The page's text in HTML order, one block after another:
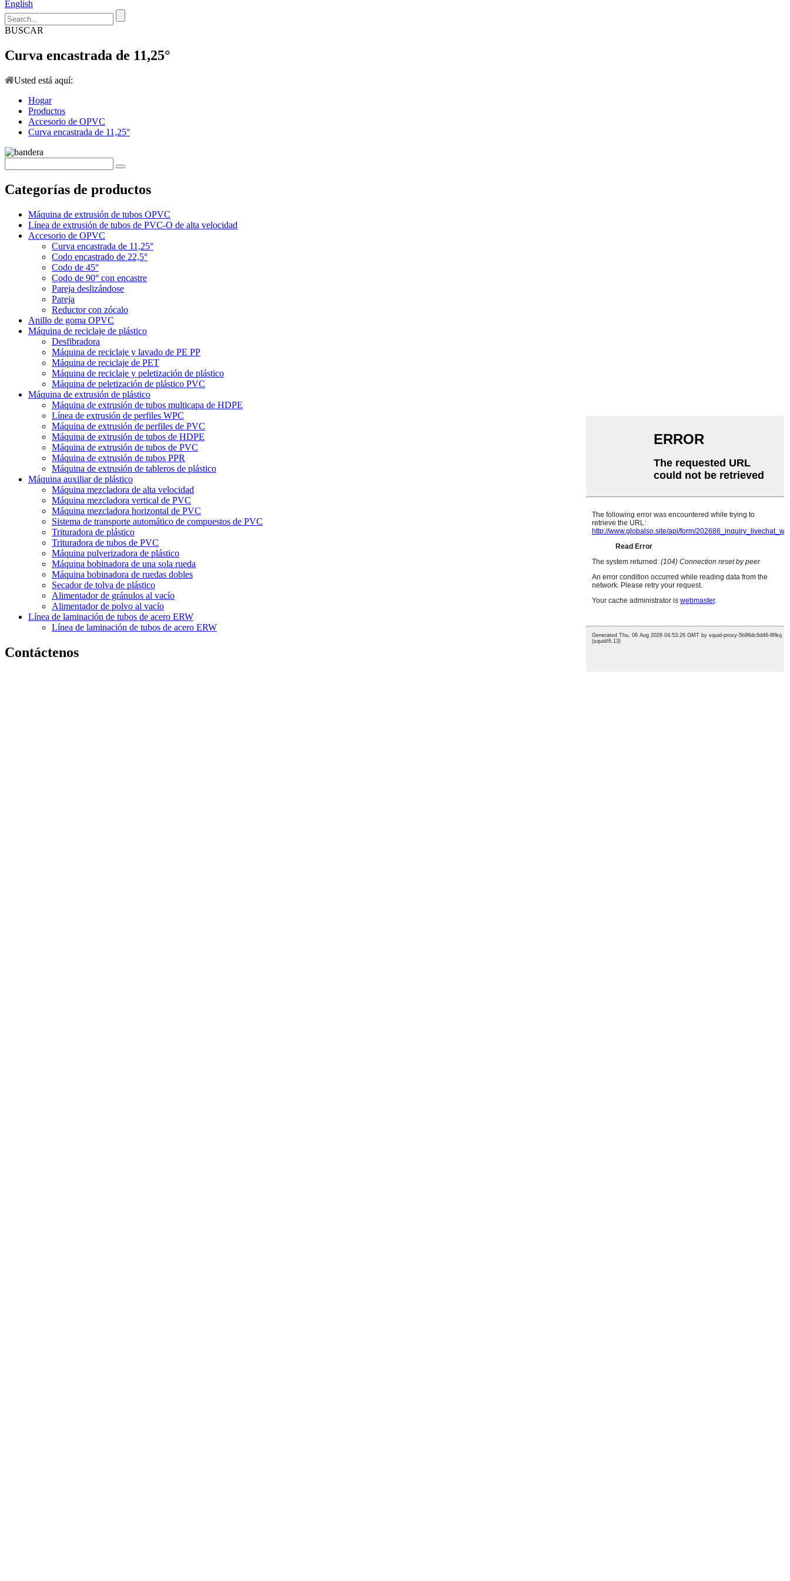
English
BUSCAR
Curva encastrada de 11,25°
Usted está aquí:
Hogar
Productos
Accesorio de OPVC
Curva encastrada de 11,25°
Categorías de productos
Máquina de extrusión de tubos OPVC
Línea de extrusión de tubos de PVC-O de alta velocidad
Accesorio de OPVC
Curva encastrada de 11,25°
Codo encastrado de 22,5°
Codo de 45°
Codo de 90° con encastre
Pareja deslizándose
Pareja
Reductor con zócalo
Anillo de goma OPVC
Máquina de reciclaje de plástico
Desfibradora
Máquina de reciclaje y lavado de PE PP
Máquina de reciclaje de PET
Máquina de reciclaje y peletización de plástico
Máquina de peletización de plástico PVC
Máquina de extrusión de plástico
Máquina de extrusión de tubos multicapa de HDPE
Línea de extrusión de perfiles WPC
Máquina de extrusión de perfiles de PVC
Máquina de extrusión de tubos de HDPE
Máquina de extrusión de tubos de PVC
Máquina de extrusión de tubos PPR
Máquina de extrusión de tableros de plástico
Máquina auxiliar de plástico
Máquina mezcladora de alta velocidad
Máquina mezcladora vertical de PVC
Máquina mezcladora horizontal de PVC
Sistema de transporte automático de compuestos de PVC
Trituradora de plástico
Trituradora de tubos de PVC
Máquina pulverizadora de plástico
Máquina bobinadora de una sola rueda
Máquina bobinadora de ruedas dobles
Secador de tolva de plástico
Alimentador de gránulos al vacío
Alimentador de polvo al vacío
Línea de laminación de tubos de acero ERW
Línea de laminación de tubos de acero ERW
Contáctenos